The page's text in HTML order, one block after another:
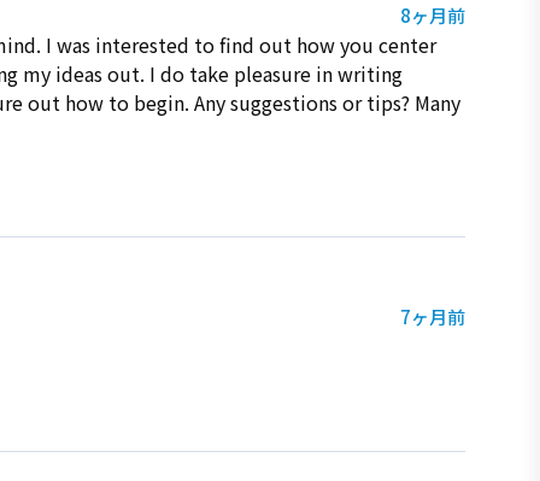
I was interested to find out how you center
my ideas out. I do take pleasure in writing
out how to begin. Any suggestions or tips? Many
8ヶ月前
7ヶ月前